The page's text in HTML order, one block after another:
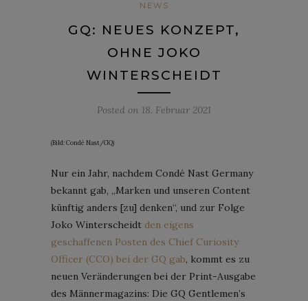
NEWS
GQ: NEUES KONZEPT,
OHNE JOKO
WINTERSCHEIDT
Posted on 18. Februar 2021
(Bild: Condé Nast/GQ)
Nur ein Jahr, nachdem Condé Nast Germany
bekannt gab, „Marken und unseren Content
künftig anders [zu] denken“, und zur Folge
Joko Winterscheidt den eigens
geschaffenen Posten des Chief Curiosity
Officer (CCO) bei der GQ gab, kommt es zu
neuen Veränderungen bei der Print-Ausgabe
des Männermagazins: Die GQ Gentlemen’s